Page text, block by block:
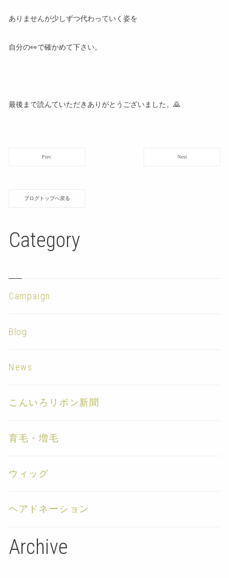
ありませんが少しずつ代わっていく姿を
自分の👀で確かめて下さい。
最後まで読んていただきありがとうございました。🙇
Prev. Next
ブログトップへ戻る
Category
Campaign
Blog
News
こんいろリボン新聞
育毛・増毛
ウィッグ
ヘアドネーション
Archive